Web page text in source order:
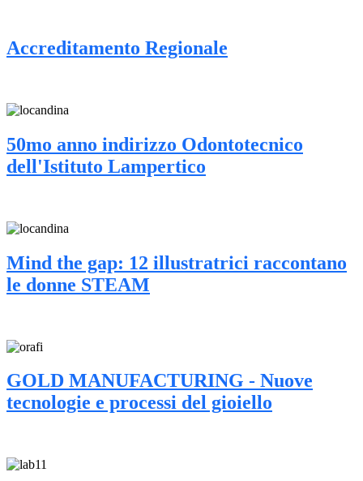
Accreditamento Regionale
50mo anno indirizzo Odontotecnico
dell'Istituto Lampertico
Mind the gap: 12 illustratrici raccontano
le donne STEAM
GOLD MANUFACTURING - Nuove
tecnologie e processi del gioiello